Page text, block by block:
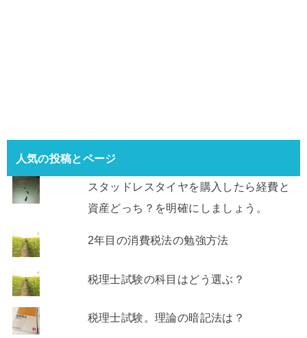
人気の投稿とページ
スタッドレスタイヤを購入したら経費と
資産どっち？を明確にしましょう。
2年目の消費税法の勉強方法
税理士試験の科目はどう選ぶ？
税理士試験。理論の暗記法は？